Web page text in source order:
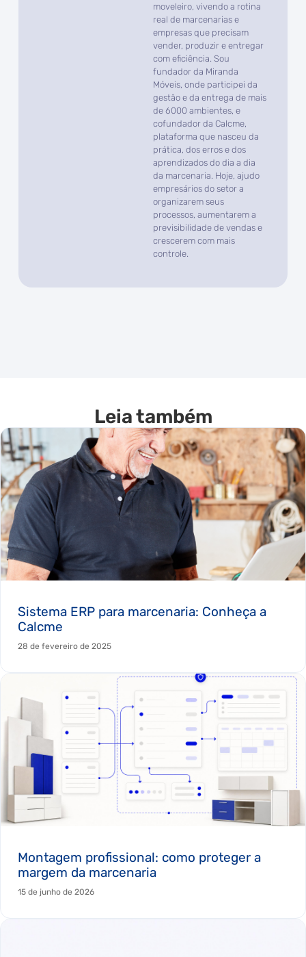
moveleiro, vivendo a rotina
real de marcenarias e
empresas que precisam
vender, produzir e entregar
com eficiência. Sou
fundador da Miranda
Móveis, onde participei da
gestão e da entrega de mais
de 6000 ambientes, e
cofundador da Calcme,
plataforma que nasceu da
prática, dos erros e dos
aprendizados do dia a dia
da marcenaria. Hoje, ajudo
empresários do setor a
organizarem seus
processos, aumentarem a
previsibilidade de vendas e
crescerem com mais
controle.
Leia também
Sistema ERP para marcenaria: Conheça a
Calcme
28 de fevereiro de 2025
Montagem profissional: como proteger a
margem da marcenaria
15 de junho de 2026